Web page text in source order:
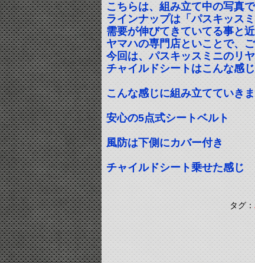
こちらは、組み立て中の写真
ラインナップは「パスキッス
需要が伸びてきていてる事と
ヤマハの専門店といことで、
今回は、パスキッスミニのリ
チャイルドシートはこんな感
こんな感じに組み立てていき
安心の5点式シートベル
風防は下側にカバー付き
チャイルドシート乗せた感
タグ：